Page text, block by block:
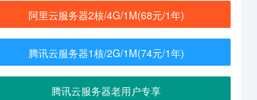
阿里云服务器2核/4G/1M(68元/1年)
腾讯云服务器1核/2G/1M(74元/1年)
腾讯云服务器老用户专享